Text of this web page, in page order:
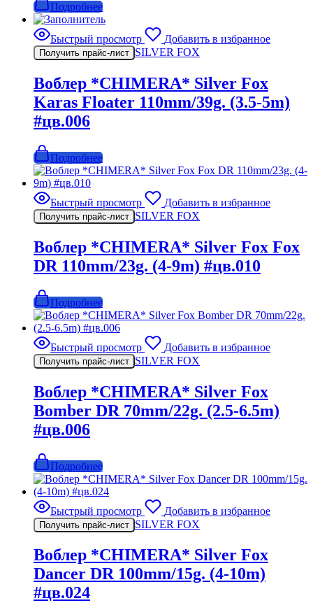
Подробнее
Быстрый просмотр Добавить в избранное
Получить прайс-лист SILVER FOX
Воблер *CHIMERA* Silver Fox
Karas Floater 110mm/39g. (3.5-5m)
#цв.006
Подробнее
Быстрый просмотр Добавить в избранное
Получить прайс-лист SILVER FOX
Воблер *CHIMERA* Silver Fox Fox
DR 110mm/23g. (4-9m) #цв.010
Подробнее
Быстрый просмотр Добавить в избранное
Получить прайс-лист SILVER FOX
Воблер *CHIMERA* Silver Fox
Bomber DR 70mm/22g. (2.5-6.5m)
#цв.006
Подробнее
Быстрый просмотр Добавить в избранное
Получить прайс-лист SILVER FOX
Воблер *CHIMERA* Silver Fox
Dancer DR 100mm/15g. (4-10m)
#цв.024